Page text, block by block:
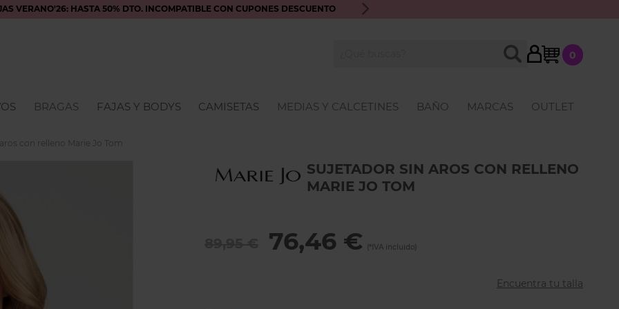
VERANO'26: HASTA 50% DTO. INCOMPATIBLE CON CUPONES DESCUENTO ENVÍO GRATIS A PARTIR DE 70€ · ATENCIÓN
My Cart
0
BUSCAR
BRAGAS FAJAS Y BODYS CAMISETAS MEDIAS Y CALCETINES BAÑO MARCAS OUTLET
con relleno Marie Jo Tom
SUJETADOR SIN AROS CON RELLENO
MARIE JO TOM
76,46 €
Encuentra tu talla